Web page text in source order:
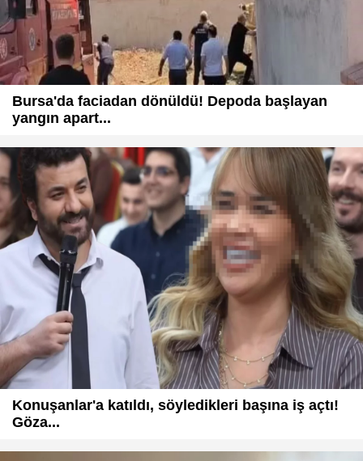
Bursa'da faciadan dönüldü! Depoda başlayan
yangın apart...
Konuşanlar'a katıldı, söyledikleri başına iş açtı!
Göza...